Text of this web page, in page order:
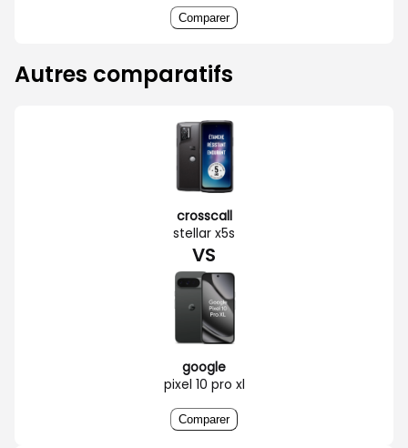
Comparer
Autres comparatifs
crosscall
stellar x5s
VS
google
pixel 10 pro xl
Comparer